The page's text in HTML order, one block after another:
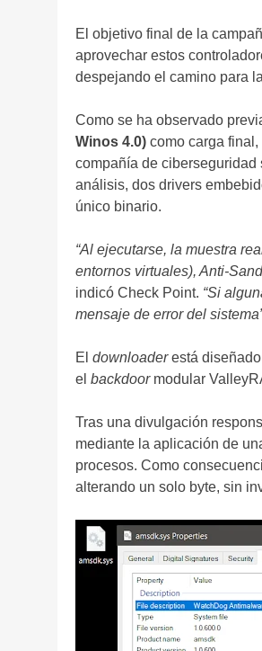
El objetivo final de la
aprovechar estos
despejando el camino para
Como se ha observado
Winos 4.0) como carga
compañía de
análisis, dos drivers
único binario.
“Al ejecutarse, la muestra
entornos virtuales), Anti-
indicó Check Point. “Si
mensaje de error del
El downloaderestá diseñado
el backdoormodular
Tras una divulgación
mediante la aplicación de
procesos. Como
alterando un solo byte, sin